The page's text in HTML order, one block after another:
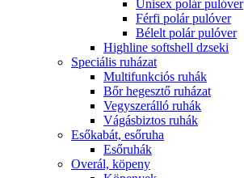
Unisex polár pulóver
Férfi polár pulóver
Bélelt polár pulóver
Highline softshell dzseki
Speciális ruházat
Multifunkciós ruhák
Bőr hegesztő ruházat
Vegyszerálló ruhák
Vágásbiztos ruhák
Esőkabát, esőruha
Esőruhák
Overál, köpeny